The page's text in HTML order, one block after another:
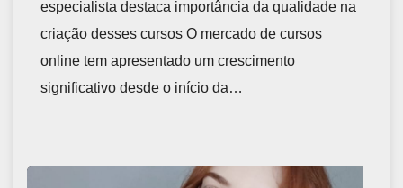
especialista destaca importância da qualidade na
criação desses cursos O mercado de cursos
online tem apresentado um crescimento
significativo desde o início da…